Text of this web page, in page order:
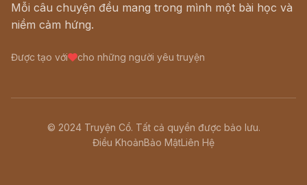
Mỗi câu chuyện đều mang trong mình một bài học và
niềm cảm hứng.
Được tạo với cho những người yêu truyện
© 2024 Truyện Cổ. Tất cả quyền được bảo lưu.
Điều KhoảnBảo MậtLiên Hệ